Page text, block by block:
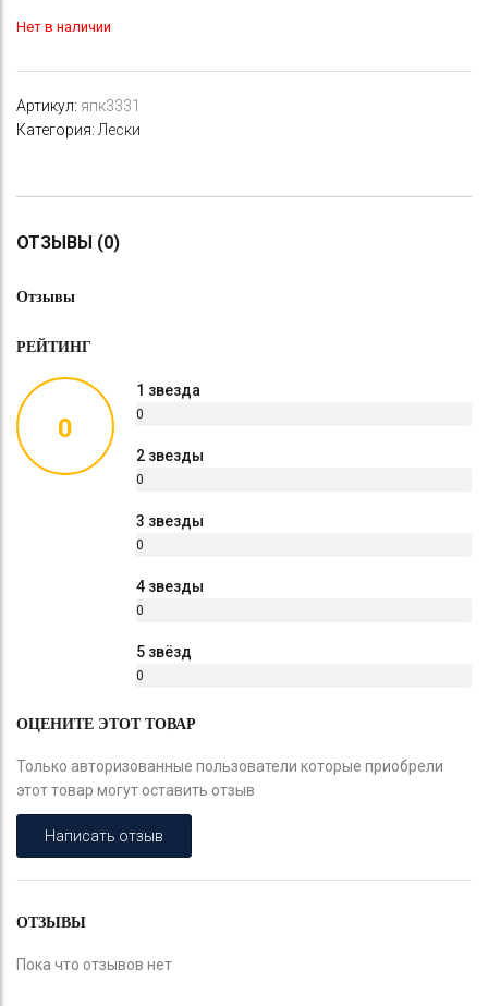
Нет в наличии
Артикул: япк3331
Категория: Лески
ОТЗЫВЫ (0)
Отзывы
РЕЙТИНГ
0
1 звезда
0
2 звезды
0
3 звезды
0
4 звезды
0
5 звёзд
0
ОЦЕНИТЕ ЭТОТ ТОВАР
Только авторизованные пользователи которые приобрели
этот товар могут оставить отзыв
Написать отзыв
ОТЗЫВЫ
Пока что отзывов нет